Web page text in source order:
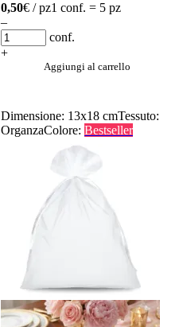
0,50€ / pz1 conf. = 5 pz
–
conf.
+
Aggiungi al carrello
Dimensione: 13x18 cmTessuto:
OrganzaColore: Bestseller